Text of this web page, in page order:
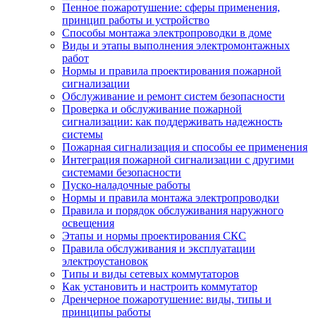
Пенное пожаротушение: сферы применения,
принцип работы и устройство
Способы монтажа электропроводки в доме
Виды и этапы выполнения электромонтажных
работ
Нормы и правила проектирования пожарной
сигнализации
Обслуживание и ремонт систем безопасности
Проверка и обслуживание пожарной
сигнализации: как поддерживать надежность
системы
Пожарная сигнализация и способы ее применения
Интеграция пожарной сигнализации с другими
системами безопасности
Пуско-наладочные работы
Нормы и правила монтажа электропроводки
Правила и порядок обслуживания наружного
освещения
Этапы и нормы проектирования СКС
Правила обслуживания и эксплуатации
электроустановок
Типы и виды сетевых коммутаторов
Как установить и настроить коммутатор
Дренчерное пожаротушение: виды, типы и
принципы работы